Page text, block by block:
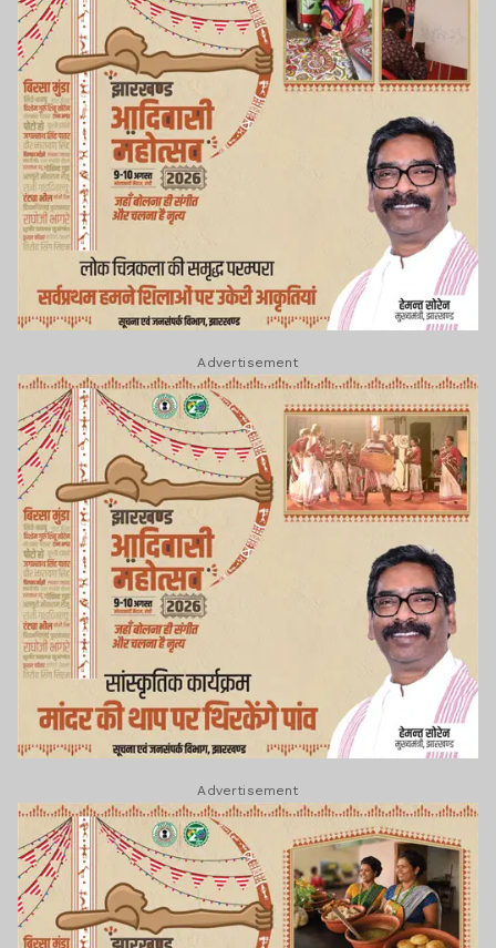
Advertisement
Advertisement